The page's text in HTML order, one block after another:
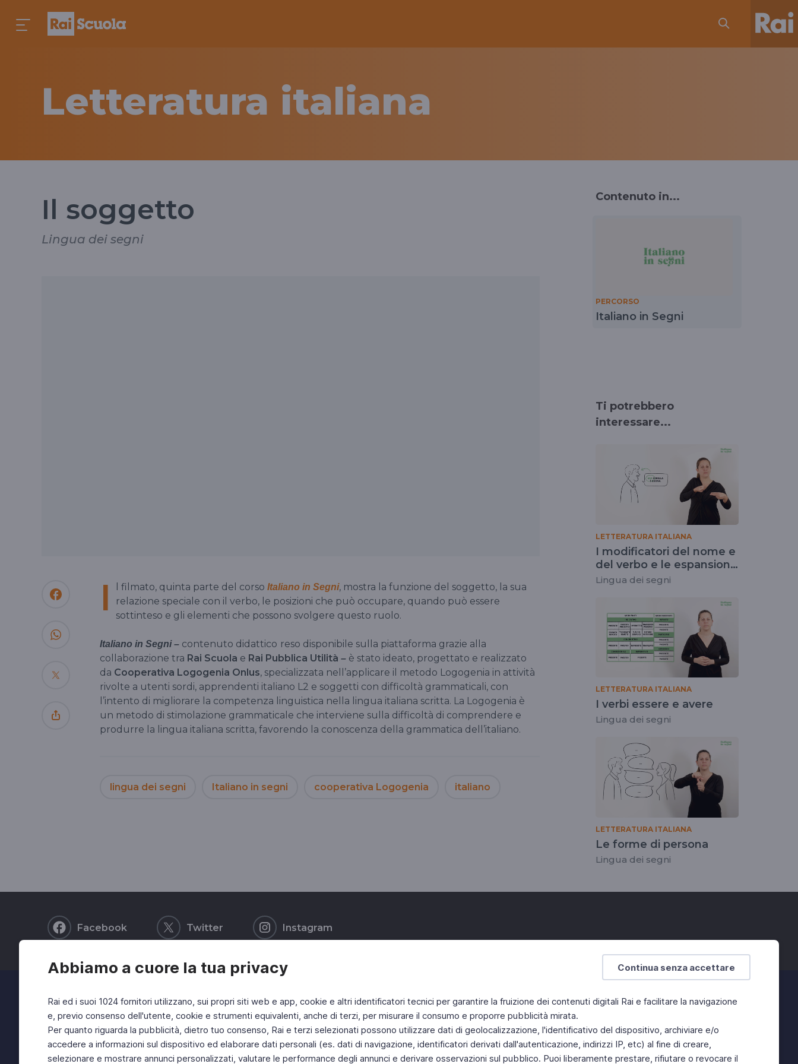
Continua senza accettare
Abbiamo a cuore la tua privacy
Rai ed i suoi 1024 fornitori utilizzano, sui propri siti web e app, cookie e altri identificatori tecnici per garantire la fruizione dei contenuti digitali Rai e facilitare la navigazione
e, previo consenso dell'utente, cookie e strumenti equivalenti, anche di terzi, per misurare il consumo e proporre pubblicità mirata.
Per quanto riguarda la pubblicità, dietro tuo consenso, Rai e terzi selezionati possono utilizzare dati di geolocalizzazione, l'identificativo del dispositivo, archiviare e/o
accedere a informazioni sul dispositivo ed elaborare dati personali (es. dati di navigazione, identificatori derivati dall'autenticazione, indirizzi IP, etc) al fine di creare,
selezionare e mostrare annunci personalizzati, valutare le performance degli annunci e derivare osservazioni sul pubblico. Puoi liberamente prestare, rifiutare o revocare il
Letteratura italiana
Il soggetto
Lingua dei segni
I l filmato, quinta parte del corso Italiano in Segni, mostra la funzione del soggetto, la sua
relazione speciale con il verbo, le posizioni che può occupare, quando può essere
sottinteso e gli elementi che possono svolgere questo ruolo.
Italiano in Segni – contenuto didattico reso disponibile sulla piattaforma grazie alla
collaborazione tra Rai Scuola e Rai Pubblica Utilità – è stato ideato, progettato e realizzato
da Cooperativa Logogenia Onlus, specializzata nell’applicare il metodo Logogenia in attività
rivolte a utenti sordi, apprendenti italiano L2 e soggetti con difficoltà grammaticali, con
l’intento di migliorare la competenza linguistica nella lingua italiana scritta. La Logogenia è
un metodo di stimolazione grammaticale che interviene sulla difficoltà di comprendere e
produrre la lingua italiana scritta, favorendo la conoscenza della grammatica dell’italiano.
lingua dei segni Italiano in segni cooperativa Logogenia italiano
Contenuto in...
PERCORSO
Italiano in Segni
Ti potrebbero
interessare...
LETTERATURA ITALIANA
I modificatori del nome e
del verbo e le espansioni
della frase
Lingua dei segni
LETTERATURA ITALIANA
I verbi essere e avere
Lingua dei segni
LETTERATURA ITALIANA
Le forme di persona
Lingua dei segni
Facebook Twitter Instagram